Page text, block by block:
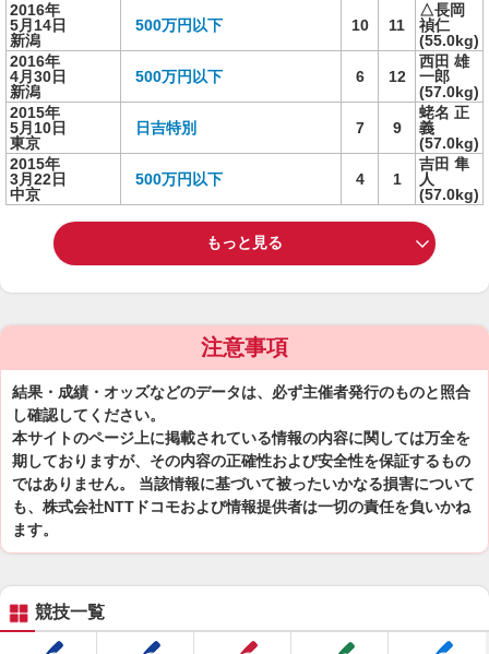
2016年
5月14日
新潟
500万円以下 10 11
△長岡
禎仁
(55.0kg)
2016年
4月30日
新潟
500万円以下 6 12
西田 雄
一郎
(57.0kg)
2015年
5月10日
東京
日吉特別 7 9
蛯名 正
義
(57.0kg)
2015年
3月22日
中京
500万円以下 4 1
吉田 隼
人
(57.0kg)
もっと見る
注意事項
結果・成績・オッズなどのデータは、必ず主催者発行のものと照合
し確認してください。
本サイトのページ上に掲載されている情報の内容に関しては万全を
期しておりますが、その内容の正確性および安全性を保証するもの
ではありません。 当該情報に基づいて被ったいかなる損害について
も、株式会社NTTドコモおよび情報提供者は一切の責任を負いかね
ます。
競技一覧